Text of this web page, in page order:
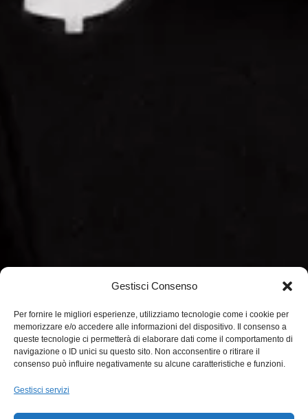
Gestisci Consenso
Per fornire le migliori esperienze, utilizziamo tecnologie come i cookie per
memorizzare e/o accedere alle informazioni del dispositivo. Il consenso a
queste tecnologie ci permetterà di elaborare dati come il comportamento di
navigazione o ID unici su questo sito. Non acconsentire o ritirare il
consenso può influire negativamente su alcune caratteristiche e funzioni.
Gestisci servizi